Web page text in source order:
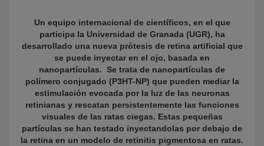
Un equipo internacional de científicos, en el que
participa la Universidad de Granada (UGR), ha
desarrollado una nueva prótesis de retina artificial que
se puede inyectar en el ojo, basada en
nanopartículas. Se trata de nanopartículas de
polímero conjugado (P3HT-NP) que pueden mediar la
estimulación evocada por la luz de las neuronas
retinianas y rescatan persistentemente las funciones
visuales de las ratas ciegas. Estas pequeñas
partículas se han testado inyectandolas por debajo de
la retina en un modelo de retinitis pigmentosa en ratas.